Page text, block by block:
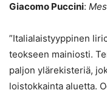
Giacomo Puccini:
”Italialaistyyppinen
teokseen mainiosti.
paljon ylärekisteriä,
loistokkainta aluetta.